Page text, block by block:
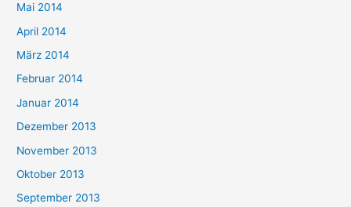
Mai 2014
April 2014
März 2014
Februar 2014
Januar 2014
Dezember 2013
November 2013
Oktober 2013
September 2013